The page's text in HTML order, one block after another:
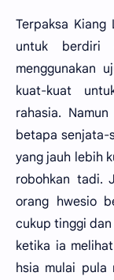
Terpaksa Kiang
untuk
menggunakan
kuat-kuat
rahasia.
betapa senjata-
yang jauh lebih
robohkan tadi.
orang hwesio
cukup tinggi
ketika ia
hsia mulai pula